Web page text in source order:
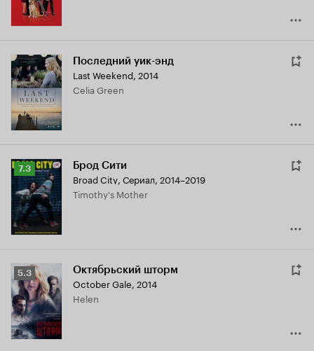
Последний уик-энд
Last Weekend, 2014
Celia Green
Рейтинг
Кинопоиска
7.3
7.3 Брод Сити
Broad City, Сериал, 2014–2019
Timothy's Mother
Рейтинг
Кинопоиска
5.3
5.3 Октябрьский шторм
October Gale, 2014
Helen